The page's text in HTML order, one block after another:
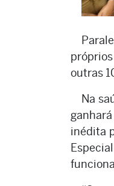
outras
Na
inédita